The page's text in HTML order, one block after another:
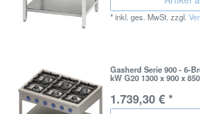
*inkl. ges. MwSt. zzgl.
Gasherd Serie 900 - 6-
kW G20 1300 x 900 x
1.739,30 € *